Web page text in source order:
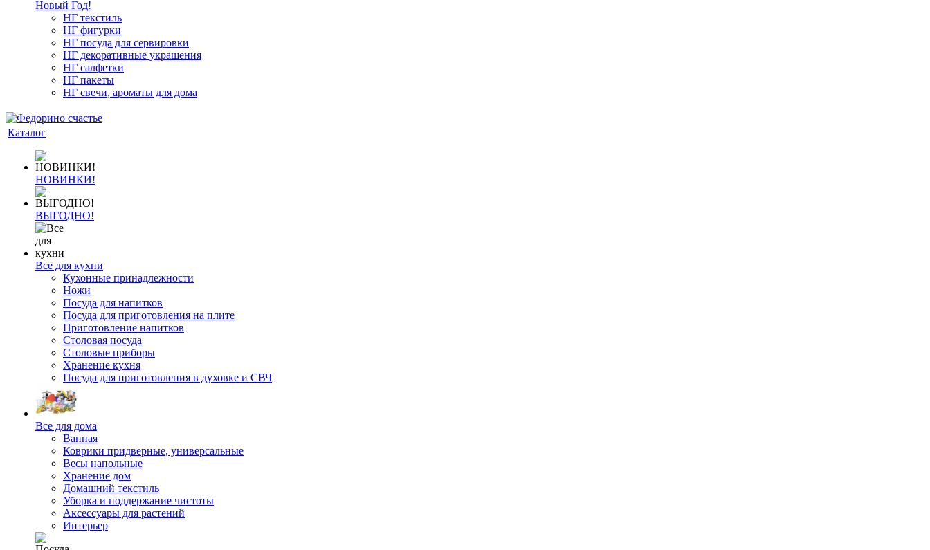
Новый Год!
НГ текстиль
НГ фигурки
НГ посуда для сервировки
НГ декоративные украшения
НГ салфетки
НГ пакеты
НГ свечи, ароматы для дома
Каталог
НОВИНКИ!
ВЫГОДНО!
Все для кухни
Кухонные принадлежности
Ножи
Посуда для напитков
Посуда для приготовления на плите
Приготовление напитков
Столовая посуда
Столовые приборы
Хранение кухня
Посуда для приготовления в духовке и СВЧ
Все для дома
Ванная
Коврики придверные, универсальные
Весы напольные
Хранение дом
Домашний текстиль
Уборка и поддержание чистоты
Аксессуары для растений
Интерьер